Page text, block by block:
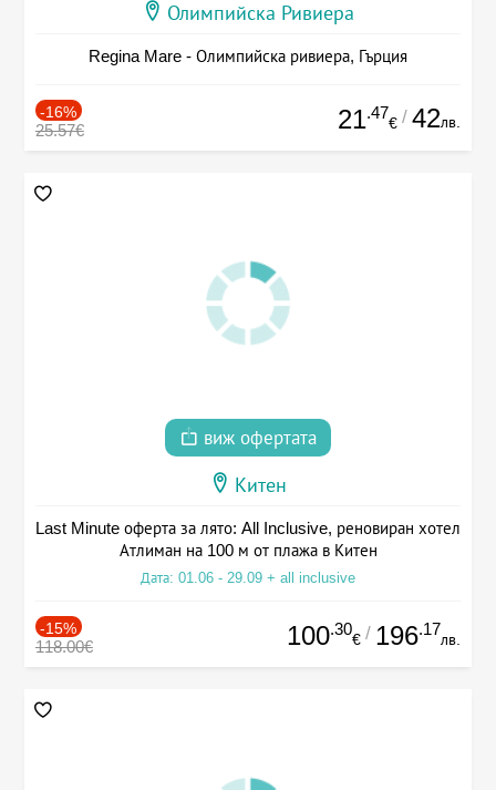
Олимпийска Ривиера
Regina Mare - Олимпийска ривиера, Гърция
-16%
25.57€ 21.47
€ / 42лв.
виж офертата
Китен
Last Minute оферта за лято: All Inclusive, реновиран хотел
Атлиман на 100 м от плажа в Китен
Дата: 01.06 - 29.09 + all inclusive
-15%
118.00€ 100.30
€ / 196.17
лв.